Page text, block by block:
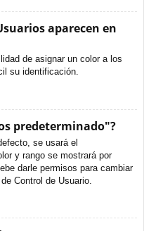
aparecen en
de asignar un color a los
su identificación.
predeterminado"?
se usará el
y rango se mostrará por
darle permisos para cambiar
Control de Usuario.